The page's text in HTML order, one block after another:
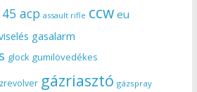
45 acp assault rifle ccw eu
gasalarm
glock gumilövedékes
gázriasztó gázspray